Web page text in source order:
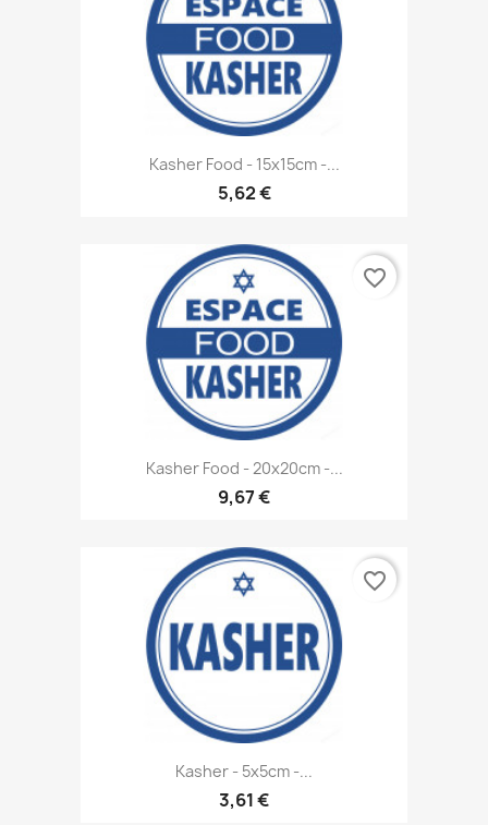
Kasher Food - 15x15cm -...
5,62 €
Kasher Food - 20x20cm -...
9,67 €
favorite_border
Kasher - 5x5cm -...
3,61 €
favorite_border